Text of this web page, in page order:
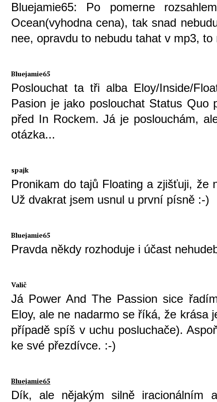
Bluejamie65: Po pomerne
Ocean(vyhodna cena), tak snad
nee, opravdu to nebudu tahat v mp3, to
Bluejamie65
Poslouchat ta tři alba Eloy/Inside/
Pasion je jako poslouchat Status Quo
před In Rockem. Já je poslouchám,
otázka...
spajk
Pronikam do tajů Floating a zjišťuji, že
Už dvakrat jsem usnul u první písně :-)
Bluejamie65
Pravda někdy rozhoduje i účast
Valič
Já Power And The Passion sice
Eloy, ale ne nadarmo se říká, že krása
případě spíš v uchu posluchače).
ke své přezdívce. :-)
Bluejamie65
Dík, ale nějakým silně iracionálním